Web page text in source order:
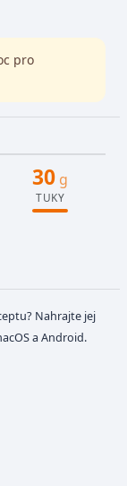
pro
30 g
TUKY
Nahrajte jej
a Android.